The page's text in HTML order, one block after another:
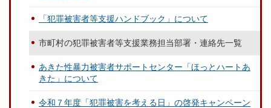
「犯罪被害者等支援ハンドブック」について
市町村の犯罪被害者等支援業務担当部署・連絡先一覧
あきた性暴力被害者サポートセンター「ほっとハートあ
きた」について
令和７年度「犯罪被害を考える日」の啓発キャンペーン